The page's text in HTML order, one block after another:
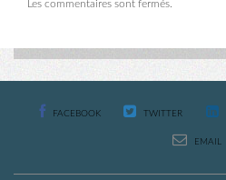
Les commentaires sont fermés.
FACEBOOK TWITTER
EMAIL